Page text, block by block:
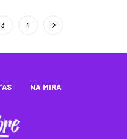
3 4
NA MIRA